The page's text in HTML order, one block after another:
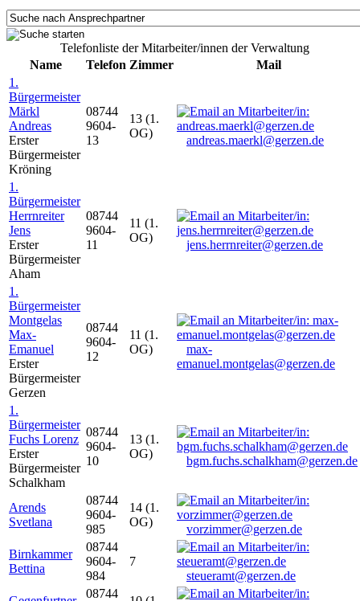
Telefonliste der Mitarbeiter/innen der Verwaltung
Name
Telefon Zimmer
Mail
1.
Bürgermeister
Märkl
Andreas
Erster
Bürgermeister
Kröning
08744
9604-
13
13 (1.
OG)
andreas.maerkl@gerzen.de
1.
Bürgermeister
Herrnreiter
Jens
Erster
Bürgermeister
Aham
08744
9604-
11
11 (1.
OG)
jens.herrnreiter@gerzen.de
1.
Bürgermeister
Montgelas
Max-
Emanuel
Erster
Bürgermeister
Gerzen
08744
9604-
12
11 (1.
OG)
max-
emanuel.montgelas@gerzen.de
1.
Bürgermeister
Fuchs Lorenz
Erster
Bürgermeister
Schalkham
08744
9604-
10
13 (1.
OG)
bgm.fuchs.schalkham@gerzen.de
Arends
Svetlana
08744
9604-
985
14 (1.
OG)
vorzimmer@gerzen.de
Birnkammer
Bettina
08744
9604-
984
7
steueramt@gerzen.de
08744